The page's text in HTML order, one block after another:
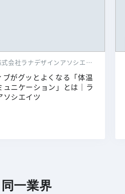
株式会社ラナデザインアソシエイツ
ブがグッとよくなる「体温
ュニケーション」とは｜ラ
ソシエイツ
同一業界